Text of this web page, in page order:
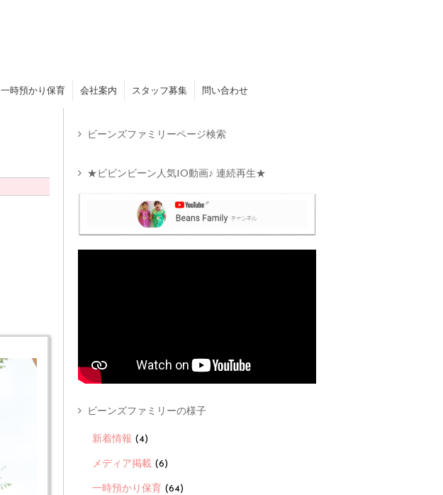
一時預かり保育 会社案内 スタッフ募集 問い合わせ
ビーンズファミリーページ検索
★ビビンビーン人気10動画♪ 連続再生★
ビーンズファミリーの様子
新着情報 (4)
メディア掲載 (6)
一時預かり保育 (64)